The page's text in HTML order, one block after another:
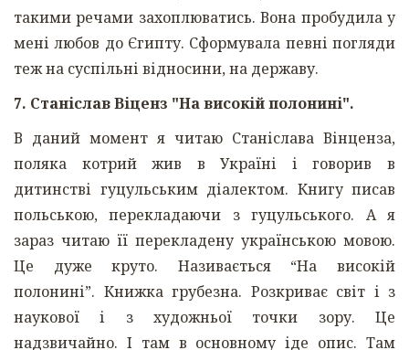
такими речами захоплюватись. Вона пробудила у
мені любов до Єгипту. Сформувала певні погляди
теж на суспільні відносини, на державу.
7. Станіслав Віценз "На високій полонині".
В даний момент я читаю Станіслава Вінценза,
поляка котрий жив в Україні і говорив в
дитинстві гуцульським діалектом. Книгу писав
польською, перекладаючи з гуцульського. А я
зараз читаю її перекладену українською мовою.
Це дуже круто. Називається “На високій
полонині”. Книжка грубезна. Розкриває світ і з
наукової і з художньої точки зору. Це
надзвичайно. І там в основному іде опис. Там